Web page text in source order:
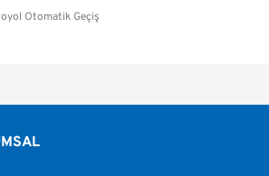
Otomatik Geçiş
Ürün resmi kalitesiz, bozuk veya görüntülenemiyor.